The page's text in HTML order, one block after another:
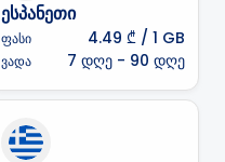
ესპანეთი
ფასი 4.49 ₾ / 1 GB
ვადა 7 დღე - 90 დღე